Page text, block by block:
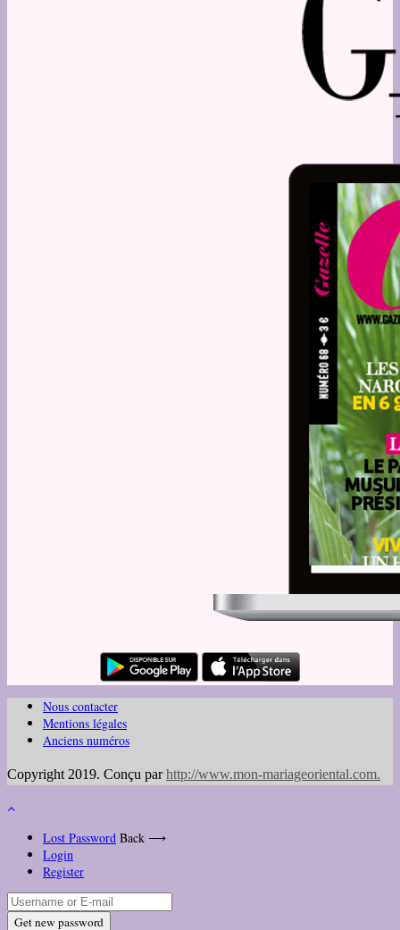
Nous contacter
Mentions légales
Anciens numéros
Copyright 2019. Conçu parhttp://www.mon-mariageoriental.com.
Lost Password Back ⟶
Login
Register
Get new password